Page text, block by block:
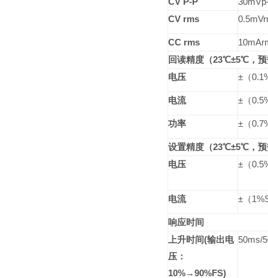
CV rms
CC rms
回读精度（23℃±5℃ ，
电压
± （
电流 ± （
功率 ± （
设置精度（23℃±5℃ ，
电压
± （
电流 ± （
响应时间
上升时间(输出电
压：
10%→90%FS)
50ms/